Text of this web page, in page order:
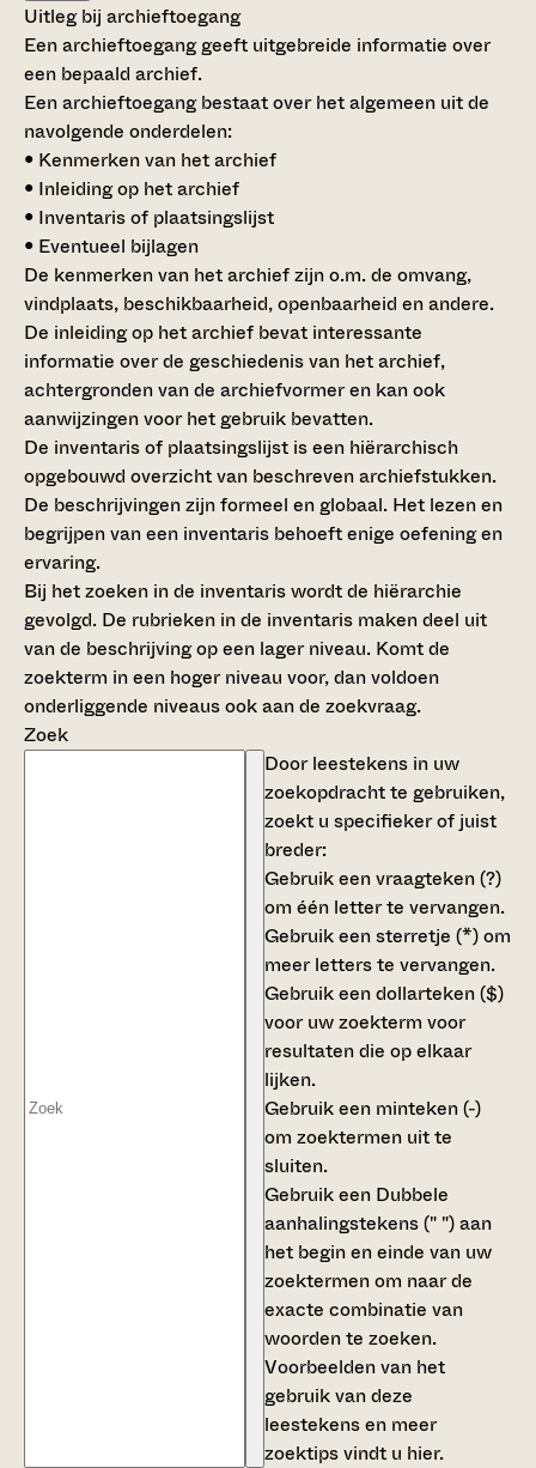
Uitleg bij archieftoegang
Een archieftoegang geeft uitgebreide informatie over
een bepaald archief.
Een archieftoegang bestaat over het algemeen uit de
navolgende onderdelen:
• Kenmerken van het archief
• Inleiding op het archief
• Inventaris of plaatsingslijst
• Eventueel bijlagen
De kenmerken van het archief zijn o.m. de omvang,
vindplaats, beschikbaarheid, openbaarheid en andere.
De inleiding op het archief bevat interessante
informatie over de geschiedenis van het archief,
achtergronden van de archiefvormer en kan ook
aanwijzingen voor het gebruik bevatten.
De inventaris of plaatsingslijst is een hiërarchisch
opgebouwd overzicht van beschreven archiefstukken.
De beschrijvingen zijn formeel en globaal. Het lezen en
begrijpen van een inventaris behoeft enige oefening en
ervaring.
Bij het zoeken in de inventaris wordt de hiërarchie
gevolgd. De rubrieken in de inventaris maken deel uit
van de beschrijving op een lager niveau. Komt de
zoekterm in een hoger niveau voor, dan voldoen
onderliggende niveaus ook aan de zoekvraag.
Zoek
Door leestekens in uw
zoekopdracht te gebruiken,
zoekt u specifieker of juist
breder:
Gebruik eenvraagteken (?)
om één letter te vervangen.
Gebruik eensterretje (*)om
meer letters te vervangen.
Gebruik eendollarteken ($)
voor uw zoekterm voor
resultaten die op elkaar
lijken.
Gebruik een minteken (-)
om zoektermen uit te
sluiten.
Gebruik een Dubbele
aanhalingstekens (" ")aan
het begin en einde van uw
zoektermen om naar de
exacte combinatie van
woorden te zoeken.
Voorbeelden van het
gebruik van deze
leestekens en meer
zoektips vindt u hier.